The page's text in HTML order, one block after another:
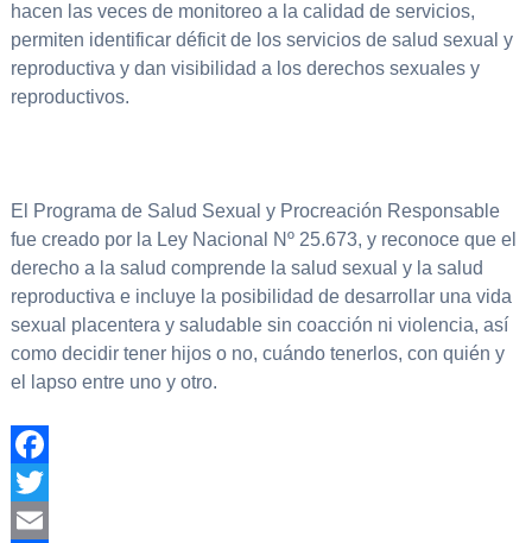
hacen las veces de monitoreo a la calidad de servicios,
permiten identificar déficit de los servicios de salud sexual y
reproductiva y dan visibilidad a los derechos sexuales y
reproductivos.
El Programa de Salud Sexual y Procreación Responsable
fue creado por la Ley Nacional Nº 25.673, y reconoce que el
derecho a la salud comprende la salud sexual y la salud
reproductiva e incluye la posibilidad de desarrollar una vida
sexual placentera y saludable sin coacción ni violencia, así
como decidir tener hijos o no, cuándo tenerlos, con quién y
el lapso entre uno y otro.
Facebook
Twitter